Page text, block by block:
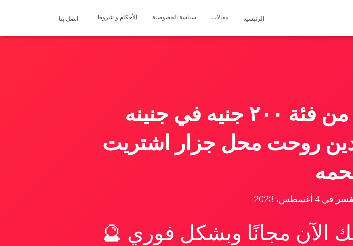
الرئيسية مقالات سياسة الخصوصية الأحكام و شروط اتصل بنا
حلمت اني لقيت فلوس من فئة ٢٠٠ جنيه في جنينه
روحت محل جزار اشتريت
في4 أغسطس، 2023
الآن مجانًا وبشكل فوري 🔮